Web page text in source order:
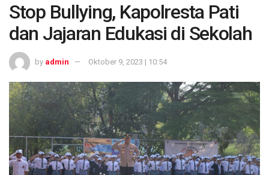
Stop Bullying, Kapolresta Pati
dan Jajaran Edukasi di Sekolah
by admin Oktober 9, 2023 | 10:54